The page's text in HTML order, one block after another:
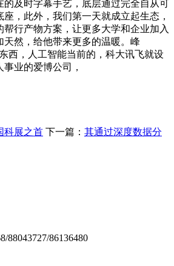
的及时字幕手艺，底层通过完全自从可
，此外，我们第一天就成立起生态，
行产物方案，让更多大学和企业加入
天然，给他带来更多的温暖。峰
西，人工智能当前的，科大讯飞就设
业的爱博公司，
科展之首 下一篇： 其通过深度数据分
88043727/86136480